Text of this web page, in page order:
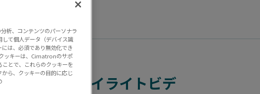
製品ハイライトビデ
析、コンテンツのパーソナラ
て個人データ（デバイス識
は、必須であり無効化でき
ッキーは、Cimatronのサポ
とで、これらのクッキーを
ら、クッキーの目的に応じ